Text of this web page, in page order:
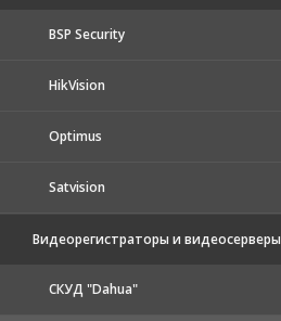
BSP Security
HikVision
Optimus
Satvision
Видеорегистраторы и видеосерверы
CКУД "Dahua"